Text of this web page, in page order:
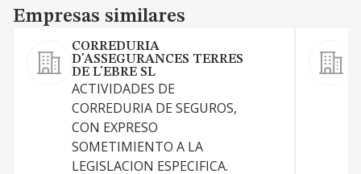
Empresas similares
Empresas similares
CORREDURIA
D'ASSEGURANCES TERRES
DE L'EBRE SL
ACTIVIDADES DE
CORREDURIA DE SEGUROS,
CON EXPRESO
SOMETIMIENTO A LA
LEGISLACION ESPECIFICA.